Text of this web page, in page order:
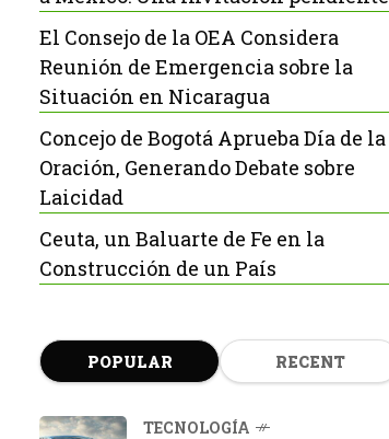
El Consejo de la OEA Considera
Reunión de Emergencia sobre la
Situación en Nicaragua
Concejo de Bogotá Aprueba Día de la
Oración, Generando Debate sobre
Laicidad
Ceuta, un Baluarte de Fe en la
Construcción de un País
POPULAR RECENT
TECNOLOGÍA